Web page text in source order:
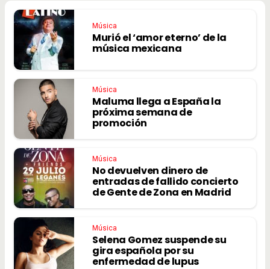
Música
Murió el ‘amor eterno’ de la
música mexicana
Música
Maluma llega a España la
próxima semana de
promoción
Música
No devuelven dinero de
entradas de fallido concierto
de Gente de Zona en Madrid
Música
Selena Gomez suspende su
gira española por su
enfermedad de lupus